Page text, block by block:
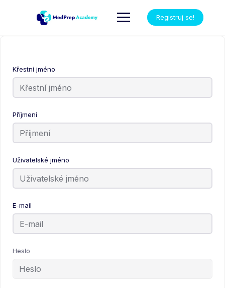
Registruj se!
Křestní jméno
Příjmení
Uživatelské jméno
E-mail
Heslo